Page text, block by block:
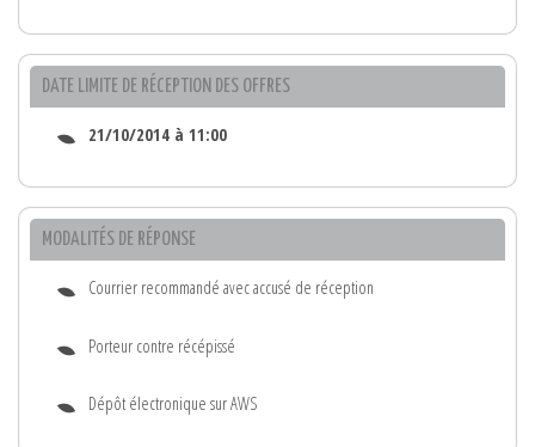
DATE LIMITE DE RÉCEPTION DES OFFRES
21/10/2014 à 11:00
MODALITÉS DE RÉPONSE
Courrier recommandé avec accusé de réception
Porteur contre récépissé
Dépôt électronique sur AWS